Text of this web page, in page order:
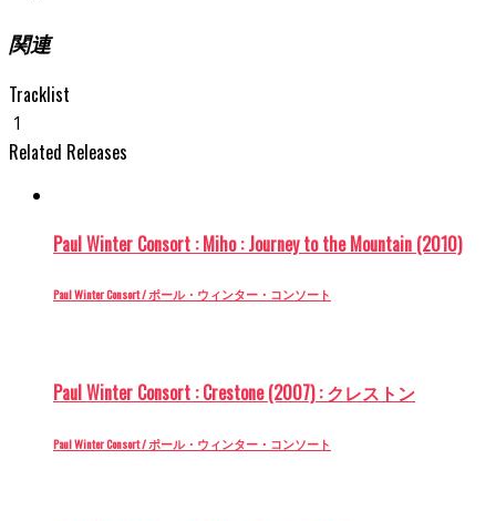
関連
Tracklist
1
Related Releases
Paul Winter Consort : Miho : Journey to the Mountain (2010)
Paul Winter Consort / ポール・ウィンター・コンソート
Paul Winter Consort : Crestone (2007) : クレストン
Paul Winter Consort / ポール・ウィンター・コンソート